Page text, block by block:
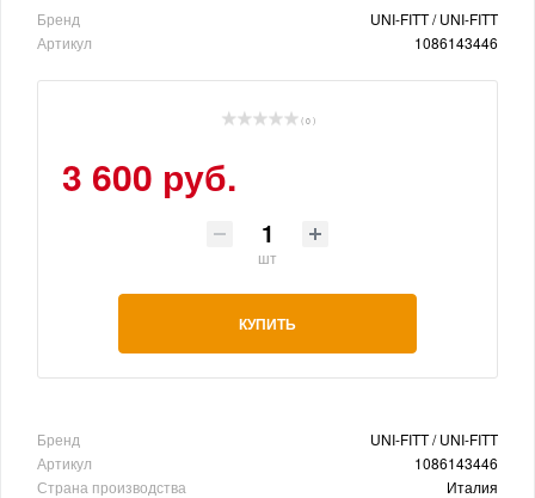
Бренд
UNI-FITT / UNI-FITT
Артикул
1086143446
( 0 )
3 600 руб.
шт
КУПИТЬ
Бренд
UNI-FITT / UNI-FITT
Артикул
1086143446
Страна производства
Италия